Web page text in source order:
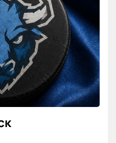
лигаможно быстро
предлагаем выгодные
лучшие места или
предложениями
зала — найдите
по своим пожеланиям;
на сайте;
предоставим